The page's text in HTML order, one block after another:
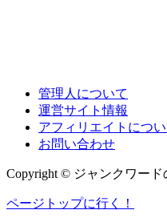
管理人について
運営サイト情報
アフィリエイトにつ
お問い合わせ
Copyright © ジャンクワード
ページトップに行く！